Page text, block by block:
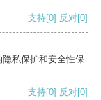
支持[0] 反对[0]
私保护和安全性保
支持[0] 反对[0]